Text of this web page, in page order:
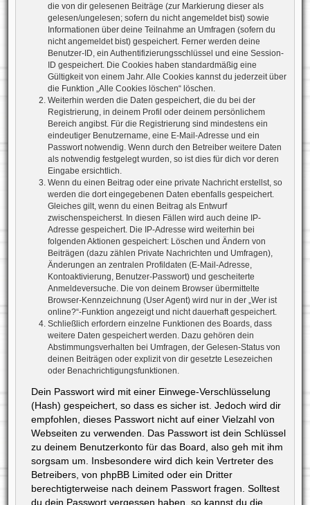
die von dir gelesenen Beiträge (zur Markierung dieser als
gelesen/ungelesen; sofern du nicht angemeldet bist) sowie
Informationen über deine Teilnahme an Umfragen (sofern du
nicht angemeldet bist) gespeichert. Ferner werden deine
Benutzer-ID, ein Authentifizierungsschlüssel und eine Session-
ID gespeichert. Die Cookies haben standardmäßig eine
Gültigkeit von einem Jahr. Alle Cookies kannst du jederzeit über
die Funktion „Alle Cookies löschen“ löschen.
Weiterhin werden die Daten gespeichert, die du bei der
Registrierung, in deinem Profil oder deinem persönlichem
Bereich angibst. Für die Registrierung sind mindestens ein
eindeutiger Benutzername, eine E-Mail-Adresse und ein
Passwort notwendig. Wenn durch den Betreiber weitere Daten
als notwendig festgelegt wurden, so ist dies für dich vor deren
Eingabe ersichtlich.
Wenn du einen Beitrag oder eine private Nachricht erstellst, so
werden die dort eingegebenen Daten ebenfalls gespeichert.
Gleiches gilt, wenn du einen Beitrag als Entwurf
zwischenspeicherst. In diesen Fällen wird auch deine IP-
Adresse gespeichert. Die IP-Adresse wird weiterhin bei
folgenden Aktionen gespeichert: Löschen und Ändern von
Beiträgen (dazu zählen Private Nachrichten und Umfragen),
Änderungen an zentralen Profildaten (E-Mail-Adresse,
Kontoaktivierung, Benutzer-Passwort) und gescheiterte
Anmeldeversuche. Die von deinem Browser übermittelte
Browser-Kennzeichnung (User Agent) wird nur in der „Wer ist
online?“-Funktion angezeigt und nicht dauerhaft gespeichert.
Schließlich erfordern einzelne Funktionen des Boards, dass
weitere Daten gespeichert werden. Dazu gehören dein
Abstimmungsverhalten bei Umfragen, der Gelesen-Status von
deinen Beiträgen oder explizit von dir gesetzte Lesezeichen
oder Benachrichtigungsfunktionen.
Dein Passwort wird mit einer Einwege-Verschlüsselung
(Hash) gespeichert, so dass es sicher ist. Jedoch wird dir
empfohlen, dieses Passwort nicht auf einer Vielzahl von
Webseiten zu verwenden. Das Passwort ist dein Schlüssel
zu deinem Benutzerkonto für das Board, also geh mit ihm
sorgsam um. Insbesondere wird dich kein Vertreter des
Betreibers, von phpBB Limited oder ein Dritter
berechtigterweise nach deinem Passwort fragen. Solltest
du dein Passwort vergessen haben, so kannst du die